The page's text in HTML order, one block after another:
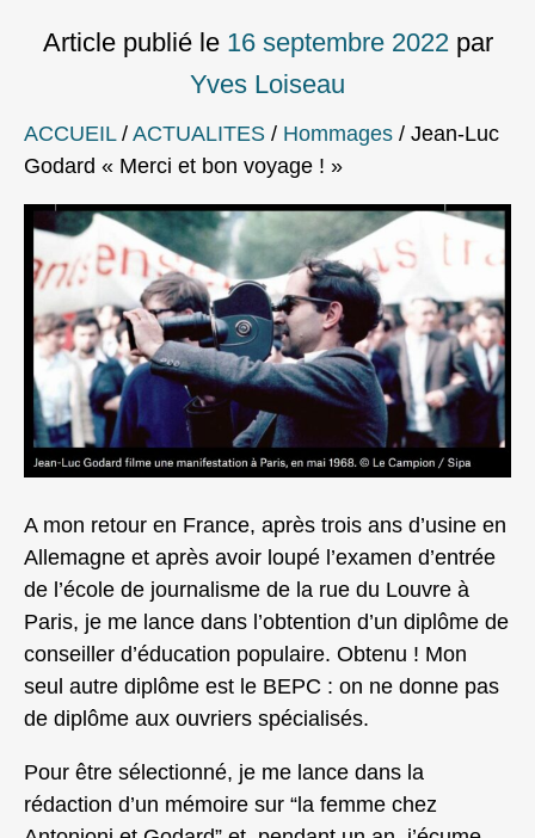
Article publié le 16 septembre 2022 par
Yves Loiseau
ACCUEIL/ ACTUALITES / Hommages / Jean-Luc
Godard « Merci et bon voyage ! »
A mon retour en France, après trois ans d’usine en
Allemagne et après avoir loupé l’examen d’entrée
de l’école de journalisme de la rue du Louvre à
Paris, je me lance dans l’obtention d’un diplôme de
conseiller d’éducation populaire. Obtenu ! Mon
seul autre diplôme est le BEPC : on ne donne pas
de diplôme aux ouvriers spécialisés.
Pour être sélectionné, je me lance dans la
rédaction d’un mémoire sur “la femme chez